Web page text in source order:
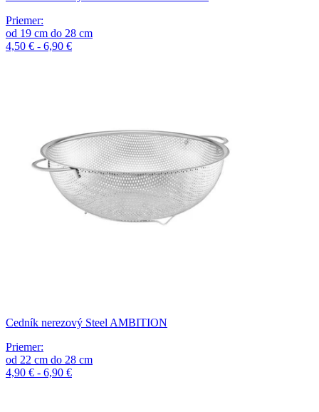
Priemer:
od 19 cm do 28 cm
4,50 € - 6,90 €
Cedník nerezový Steel AMBITION
Priemer:
od 22 cm do 28 cm
4,90 € - 6,90 €